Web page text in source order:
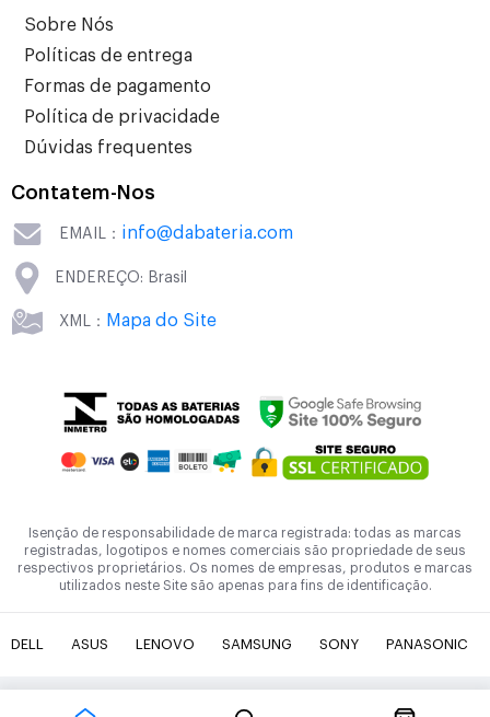
Sobre Nós
Políticas de entrega
Formas de pagamento
Política de privacidade
Dúvidas frequentes
Contatem-Nos
EMAIL： info@dabateria.com
ENDEREÇO: Brasil
XML： Mapa do Site
Isenção de responsabilidade de marca registrada: todas as marcas
registradas, logotipos e nomes comerciais são propriedade de seus
respectivos proprietários. Os nomes de empresas, produtos e marcas
utilizados neste Site são apenas para fins de identificação.
DELL ASUS LENOVO SAMSUNG SONY PANASONIC